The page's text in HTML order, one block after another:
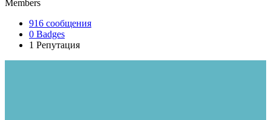
Members
916 сообщения
0 Badges
1 Репутация